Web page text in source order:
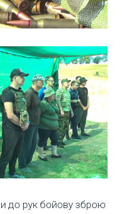
до рук бойову зброю